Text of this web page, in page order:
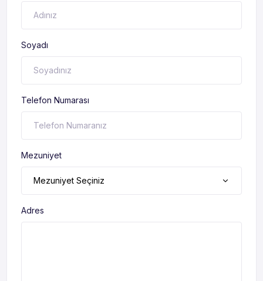
Soyadı
Telefon Numarası
Mezuniyet
Mezuniyet Seçiniz
Adres